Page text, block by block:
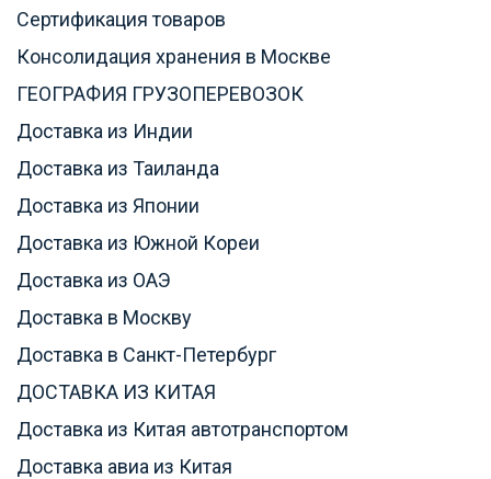
Сертификация товаров
Консолидация хранения в Москве
ГЕОГРАФИЯ ГРУЗОПЕРЕВОЗОК
Доставка из Индии
Доставка из Таиланда
Доставка из Японии
Доставка из Южной Кореи
Доставка из ОАЭ
Доставка в Москву
Доставка в Санкт-Петербург
ДОСТАВКА ИЗ КИТАЯ
Доставка из Китая автотранспортом
Доставка авиа из Китая